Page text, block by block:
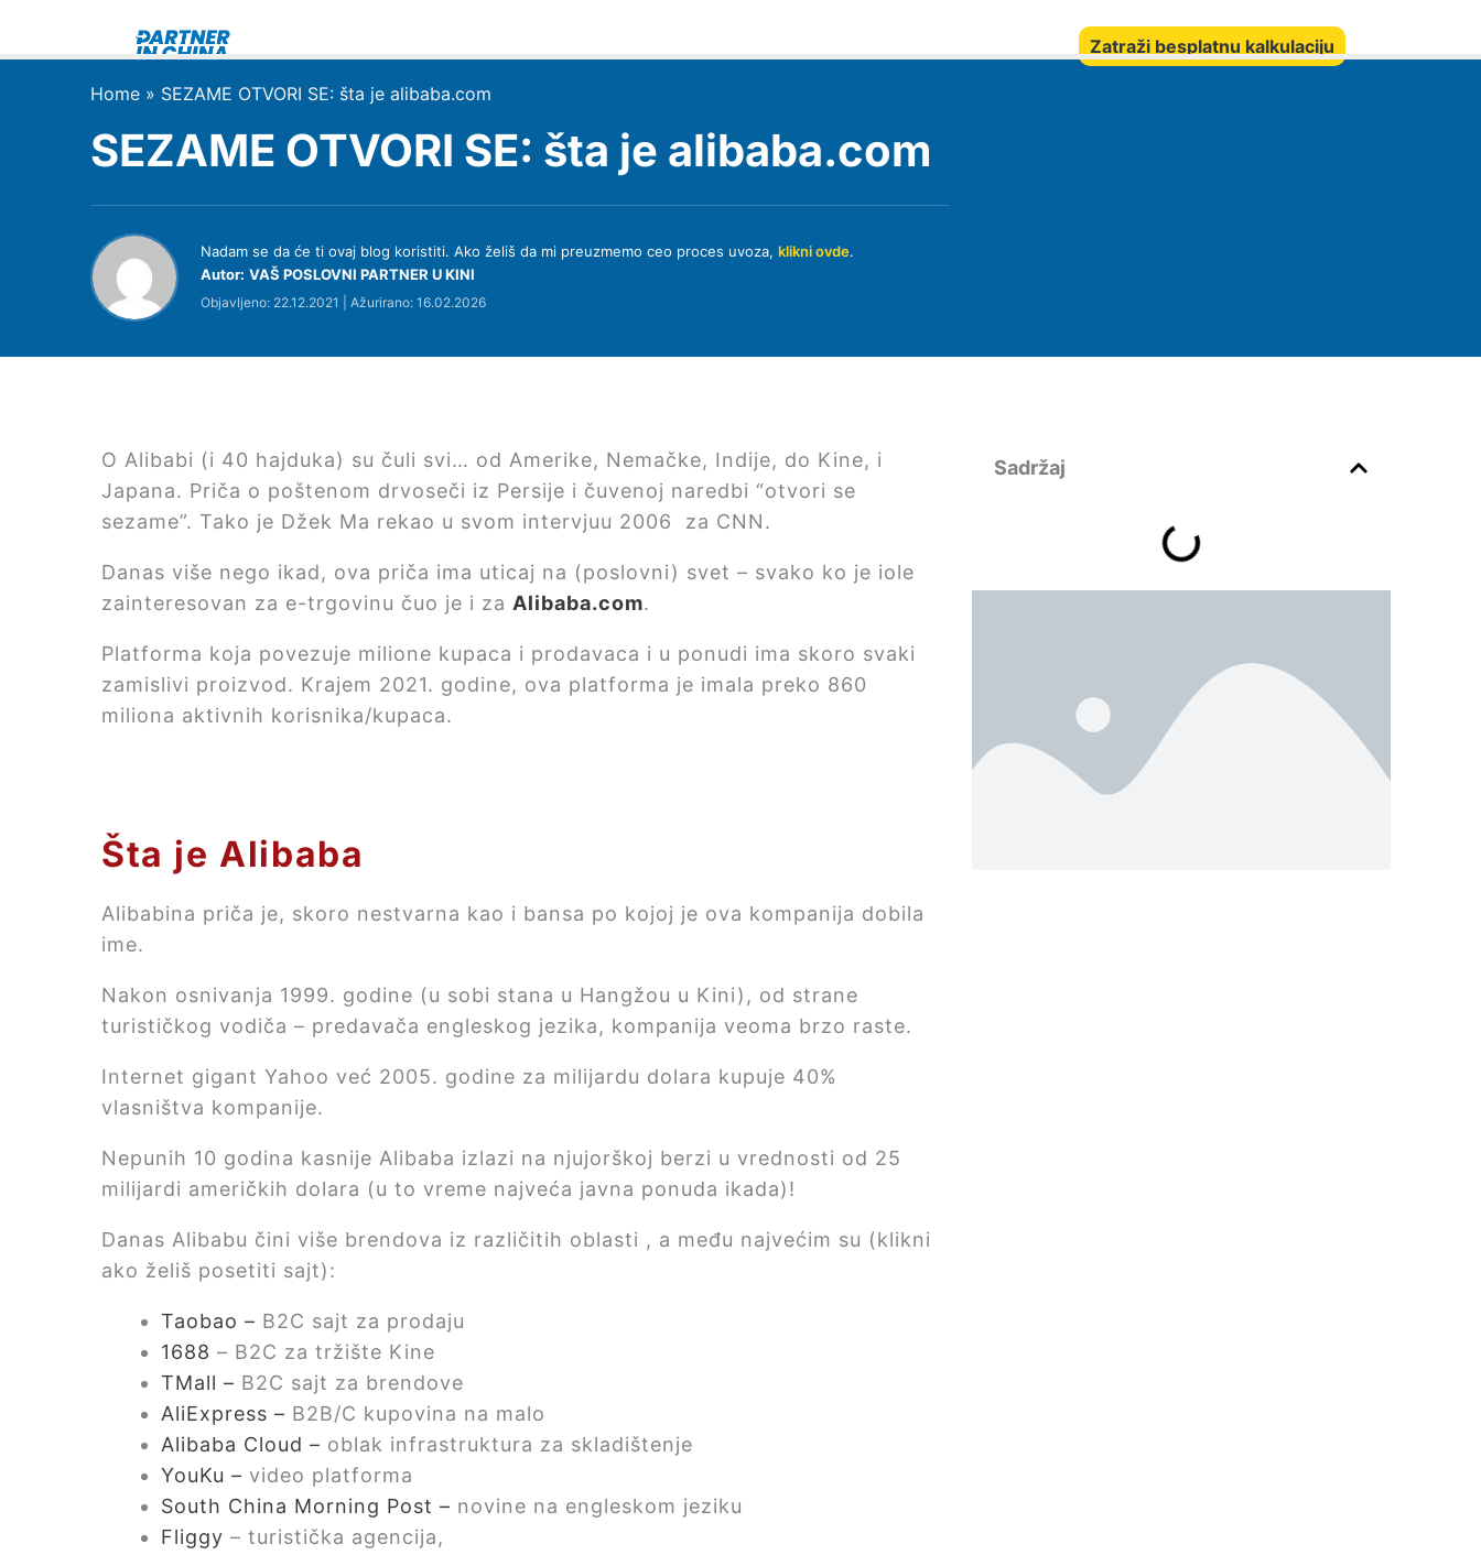
content
Zatraži besplatnu kalkulaciju
Home » SEZAME OTVORI SE: šta je alibaba.com
SEZAME OTVORI SE: šta je alibaba.com
Nadam se da će ti ovaj blog koristiti. Ako želiš da mi preuzmemo ceo proces uvoza, klikni ovde.
Autor: VAŠ POSLOVNI PARTNER U KINI
Objavljeno: 22.12.2021 | Ažurirano: 16.02.2026
O Alibabi (i 40 hajduka) su čuli svi… od Amerike, Nemačke, Indije, do Kine, i
Japana. Priča o poštenom drvoseči iz Persije i čuvenoj naredbi “otvori se
sezame”. Tako je Džek Ma rekao u svom intervjuu 2006 za CNN.
Danas više nego ikad, ova priča ima uticaj na (poslovni) svet – svako ko je iole
zainteresovan za e-trgovinu čuo je i za Alibaba.com.
Platforma koja povezuje milione kupaca i prodavaca i u ponudi ima skoro svaki
zamislivi proizvod. Krajem 2021. godine, ova platforma je imala preko 860
miliona aktivnih korisnika/kupaca.
Šta je Alibaba
Alibabina priča je, skoro nestvarna kao i bansa po kojoj je ova kompanija dobila
ime.
Nakon osnivanja 1999. godine (u sobi stana u Hangžou u Kini), od strane
turističkog vodiča – predavača engleskog jezika, kompanija veoma brzo raste.
Internet gigant Yahoo već 2005. godine za milijardu dolara kupuje 40%
vlasništva kompanije.
Nepunih 10 godina kasnije Alibaba izlazi na njujorškoj berzi u vrednosti od 25
milijardi američkih dolara (u to vreme najveća javna ponuda ikada)!
Danas Alibabu čini više brendova iz različitih oblasti , a među najvećim su (klikni
ako želiš posetiti sajt):
Taobao – B2C sajt za prodaju
1688 – B2C za tržište Kine
TMall – B2C sajt za brendove
AliExpress – B2B/C kupovina na malo
Alibaba Cloud – oblak infrastruktura za skladištenje
YouKu – video platforma
South China Morning Post – novine na engleskom jeziku
Fliggy – turistička agencija,
Sadržaj